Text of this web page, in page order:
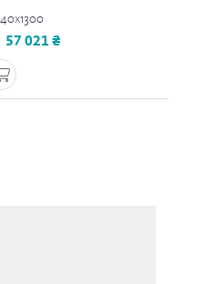
57 021 ₴